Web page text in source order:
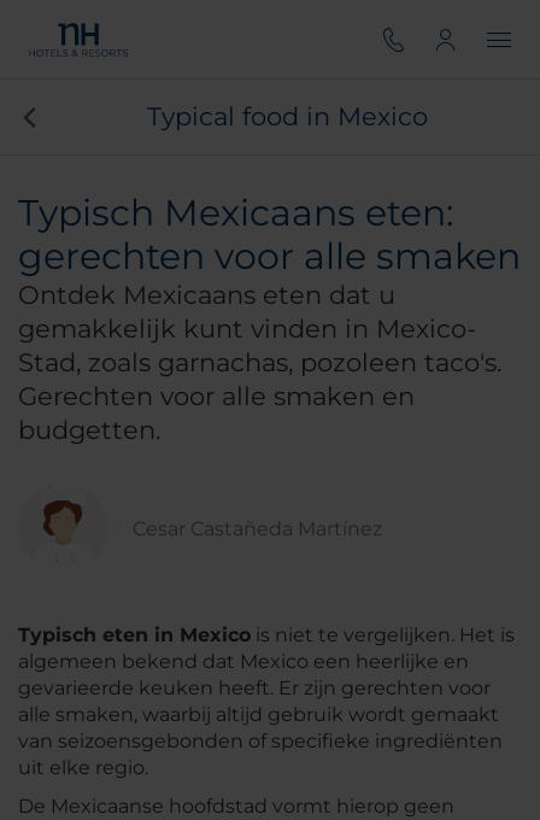
Typical food in Mexico
Typisch Mexicaans eten:
gerechten voor alle smaken
Ontdek Mexicaans eten dat u
gemakkelijk kunt vinden in Mexico-
Stad, zoals garnachas, pozoleen taco's.
Gerechten voor alle smaken en
budgetten.
Cesar Castañeda Martínez
Typisch eten in Mexico is niet te vergelijken. Het is
algemeen bekend dat Mexico een heerlijke en
gevarieerde keuken heeft. Er zijn gerechten voor
alle smaken, waarbij altijd gebruik wordt gemaakt
van seizoensgebonden of specifieke ingrediënten
uit elke regio.
De Mexicaanse hoofdstad vormt hierop geen